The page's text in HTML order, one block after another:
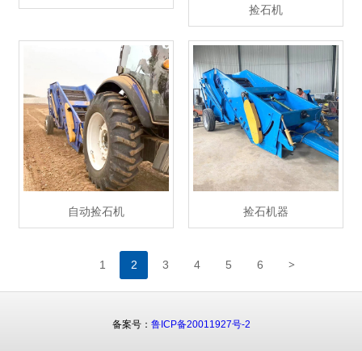
捡石机
自动捡石机 捡石机器
1 2 3 4 5 6 >
备案号： 鲁ICP备20011927号-2